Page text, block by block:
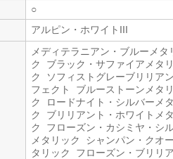
○
アルピン・ホワイトIII
メディテラニアン・ブルーメタ
ク ブラック・サファイアメタ
ク ソフィストグレーブリリア
フェクト ブルーストーンメタ
ク ロードナイト・シルバーメ
ク ブリリアント・ホワイトメ
ク フローズン・カシミヤ・シ
メタリック シャンパン・クオ
タリック フローズン・ブリリ